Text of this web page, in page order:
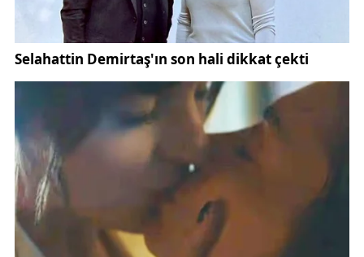
Kaynak:İha